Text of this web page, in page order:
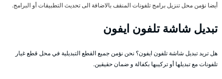
أيضا نؤمن محل تنزيل برامج تلفونات المنقف بالاضافة الى تحديث التطبيقات أو البرامج.
تبديل شاشة تلفون ايفون
هل تريد تبديل شاشة تلفون ايفون؟ نحن نؤمن جميع القطع التبديلية في محل قطع غيار
تلفونات مع تبديلها أو تركيبها بكفالة و ضمان حقيقين.